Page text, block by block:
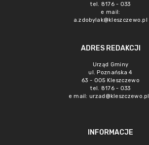
tel. 8176 - 033
e mail:
a.zdobylak@kleszczewo.pl
ADRES REDAKCJI
Urząd Gminy
ul. Poznańska 4
63 - 005 Kleszczewo
tel. 8176 - 033
e mail: urzad@kleszczewo.pl
INFORMACJE